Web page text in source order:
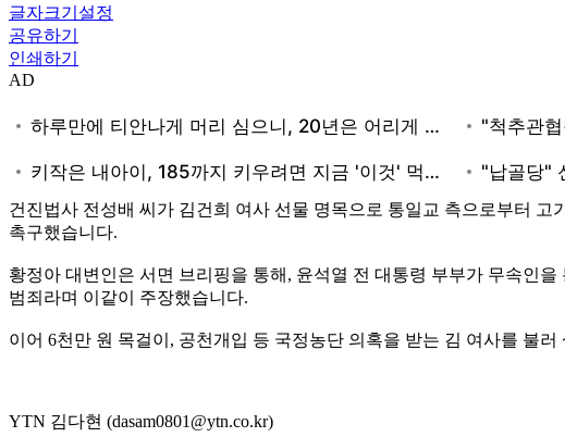
글자크기설정
공유하기
인쇄하기
AD
건진법사 전성배 씨가 김건희 여사 선물 명목으로 통일교 측으로부터
촉구했습니다.
황정아 대변인은 서면 브리핑을 통해, 윤석열 전 대통령 부부가 무속인
범죄라며 이같이 주장했습니다.
이어 6천만 원 목걸이, 공천개입 등 국정농단 의혹을 받는 김 여사를 불
YTN 김다현 (dasam0801@ytn.co.kr)